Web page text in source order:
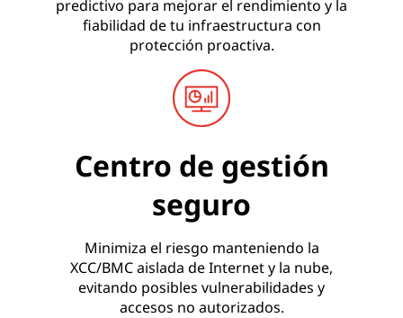
predictivo para mejorar el rendimiento y la
fiabilidad de tu infraestructura con
protección proactiva.
Centro de gestión
seguro
Minimiza el riesgo manteniendo la
XCC/BMC aislada de Internet y la nube,
evitando posibles vulnerabilidades y
accesos no autorizados.